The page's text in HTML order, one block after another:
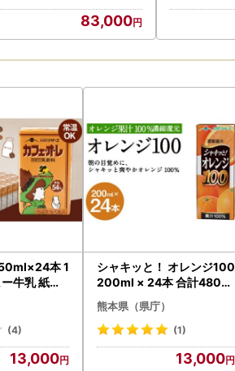
192813.pdf
233901.html
83,000
本 1
牛乳 紙パ
能
(4)
13,000
シャキッと！ オレンジ100
200ml × 24本 合計4800
ml おれんじ パックジュー
ス
熊本県（県庁）
(1)
13,000